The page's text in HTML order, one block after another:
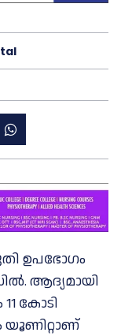
ഉപഭോഗം
ആദ്യമായി
കോടി
യൂണിറ്റാണ്